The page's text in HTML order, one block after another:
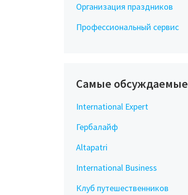
Организация праздников
Профессиональный сервис
Самые обсуждаемые
International Expert
Гербалайф
Altapatri
International Business
Клуб путешественников